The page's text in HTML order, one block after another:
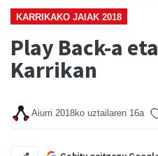
KARRIKAKO JAIAK 2018
Play Back-a
Karrikan
Aiurri 2018ko uztailaren 16a